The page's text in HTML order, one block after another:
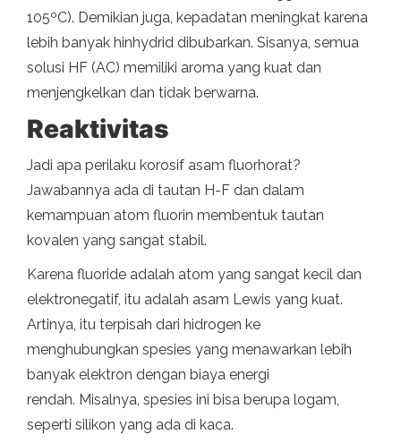
105ºC). Demikian juga, kepadatan meningkat karena
lebih banyak hinhydrid dibubarkan. Sisanya, semua
solusi HF (AC) memiliki aroma yang kuat dan
menjengkelkan dan tidak berwarna.
Reaktivitas
Jadi apa perilaku korosif asam fluorhorat?
Jawabannya ada di tautan H-F dan dalam
kemampuan atom fluorin membentuk tautan
kovalen yang sangat stabil.
Karena fluoride adalah atom yang sangat kecil dan
elektronegatif, itu adalah asam Lewis yang kuat.
Artinya, itu terpisah dari hidrogen ke
menghubungkan spesies yang menawarkan lebih
banyak elektron dengan biaya energi
rendah. Misalnya, spesies ini bisa berupa logam,
seperti silikon yang ada di kaca.